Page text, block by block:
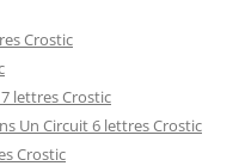
Crostic
lettres Crostic
Un Circuit 6 lettres Crostic
Crostic